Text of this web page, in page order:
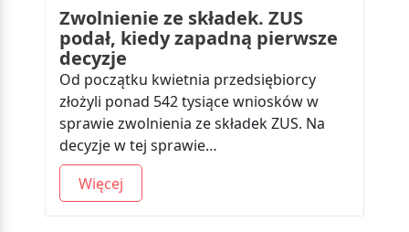
Zwolnienie ze składek. ZUS
podał, kiedy zapadną pierwsze
decyzje
Od początku kwietnia przedsiębiorcy
złożyli ponad 542 tysiące wniosków w
sprawie zwolnienia ze składek ZUS. Na
decyzje w tej sprawie…
Więcej